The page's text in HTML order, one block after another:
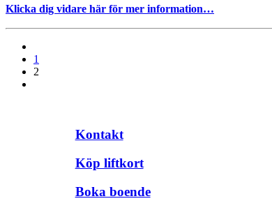
Klicka dig vidare här för mer information…
1
2
Kontakt
Köp liftkort
Boka boende